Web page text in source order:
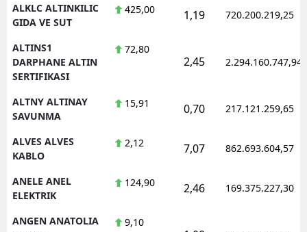
ALKLC ALTINKILIC
GIDA VE SUT
425,00 1,19 720.200.219,25
ALTINS1
DARPHANE ALTIN
SERTIFIKASI
72,80
2,45 2.294.160.747,94
ALTNY ALTINAY
SAVUNMA
15,91 0,70 217.121.259,65
ALVES ALVES
KABLO
2,12 7,07 862.693.604,57
ANELE ANEL
ELEKTRIK
124,90 2,46 169.375.227,30
ANGEN ANATOLIA
9,10